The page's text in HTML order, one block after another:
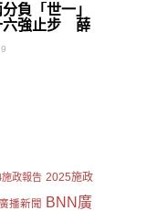
負「世一」
六強止步 薛
我哋可以做
施政報告 2025施政
播新聞
BNN廣